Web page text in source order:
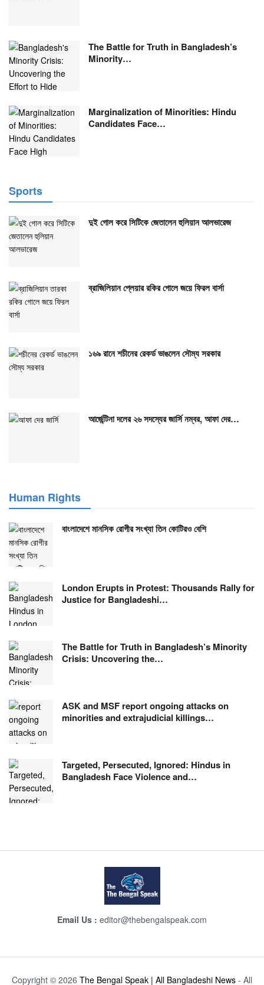
The Battle for Truth in Bangladesh’s
Minority…
Marginalization of Minorities: Hindu
Candidates Face…
Sports
দুই গোল করে সিটিকে জেতালেন হুলিয়ান আলভারেজ
ব্রাজিলিয়ান প্লেয়ার রকির গোলে জয়ে ফিরল বার্সা
১৬৯ রানে শচীনের রেকর্ড ভাঙলেন সৌম্য সরকার
আর্জেন্টিনা দলের ২৬ সদস্যের জার্সি নম্বর, আফা দের…
Human Rights
বাংলাদেশে মানসিক রোগীর সংখ্যা তিন কোটিরও বেশি
London Erupts in Protest: Thousands Rally for
Justice for Bangladeshi…
The Battle for Truth in Bangladesh’s Minority
Crisis: Uncovering the…
ASK and MSF report ongoing attacks on
minorities and extrajudicial killings…
Targeted, Persecuted, Ignored: Hindus in
Bangladesh Face Violence and…
Email Us : editor@thebengalspeak.com
Copyright © 2026 The Bengal Speak | All Bangladeshi News - All